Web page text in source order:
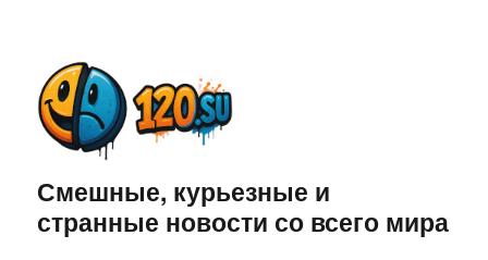
Смешные, курьезные и
странные новости со всего мира